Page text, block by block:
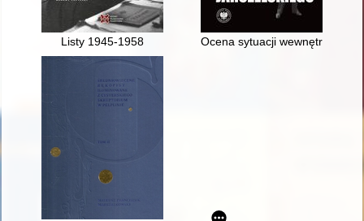
Listy 1945-1958 Ocena sytuacji wewnętrznej